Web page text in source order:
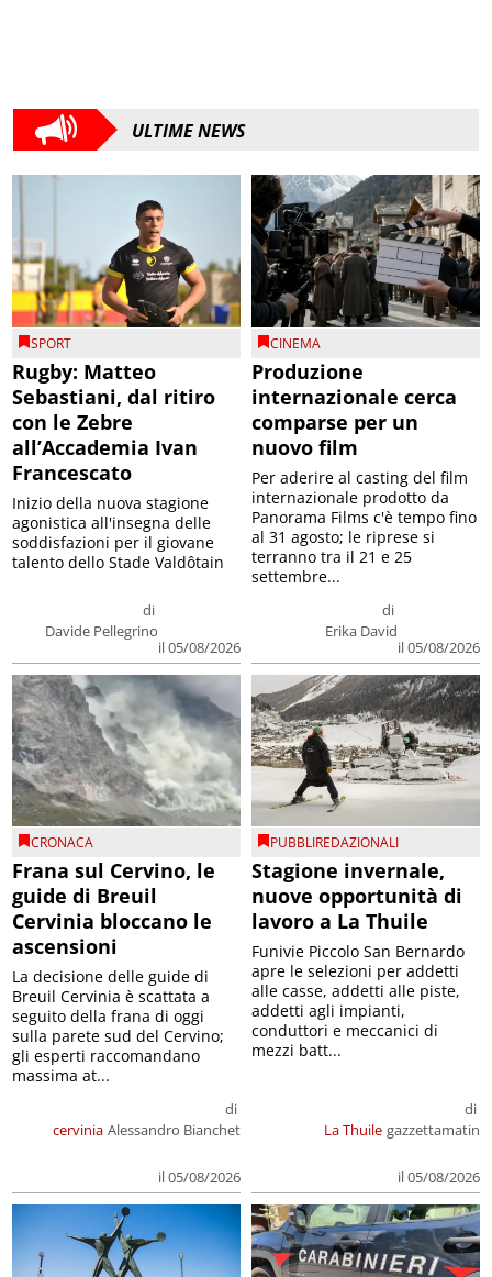
ULTIME NEWS
SPORT
Rugby: Matteo
Sebastiani, dal ritiro
con le Zebre
all’Accademia Ivan
Francescato
di
Davide Pellegrino
il 05/08/2026
Inizio della nuova stagione
agonistica all'insegna delle
soddisfazioni per il giovane
talento dello Stade Valdôtain
CINEMA
Produzione
internazionale cerca
comparse per un
nuovo film
di
Erika David
il 05/08/2026
Per aderire al casting del film
internazionale prodotto da
Panorama Films c'è tempo fino
al 31 agosto; le riprese si
terranno tra il 21 e 25
settembre...
CRONACA
Frana sul Cervino, le
guide di Breuil
Cervinia bloccano le
ascensioni
cervinia
di
Alessandro Bianchet
il 05/08/2026
La decisione delle guide di
Breuil Cervinia è scattata a
seguito della frana di oggi
sulla parete sud del Cervino;
gli esperti raccomandano
massima at...
PUBBLIREDAZIONALI
Stagione invernale,
nuove opportunità di
lavoro a La Thuile
La Thuile
di
gazzettamatin
il 05/08/2026
Funivie Piccolo San Bernardo
apre le selezioni per addetti
alle casse, addetti alle piste,
addetti agli impianti,
conduttori e meccanici di
mezzi batt...